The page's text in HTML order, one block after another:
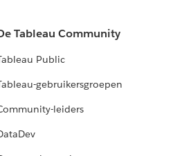
Tableau Community
Public
gebruikersgroepen
leiders